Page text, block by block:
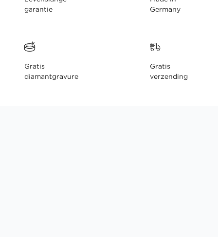
garantie
Germany
Gratis
diamantgravure
Gratis
verzending